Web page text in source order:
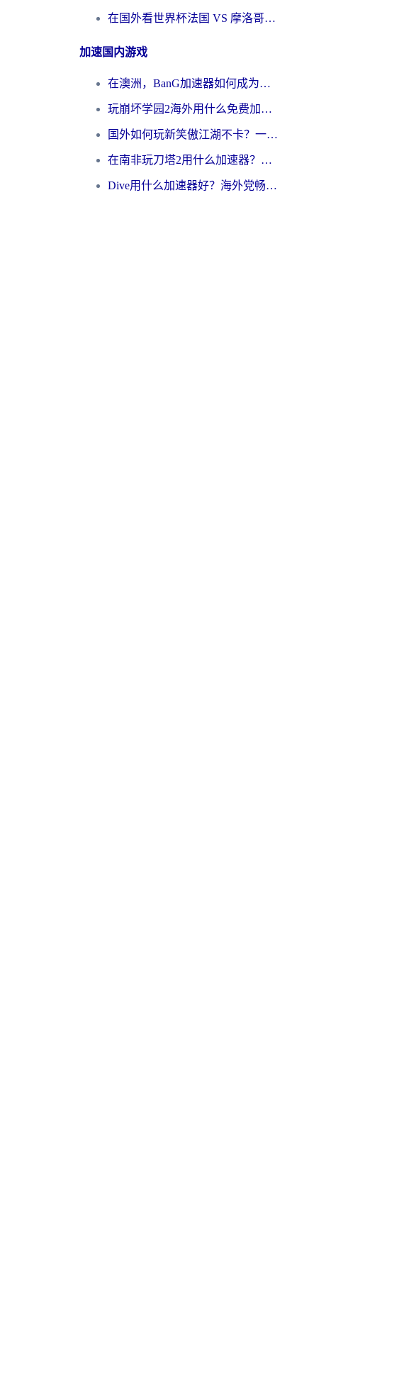
在国外看世界杯法国 VS 摩洛哥仅限中国大陆？海外党这样看中文解说赛事不卡顿
加速国内游戏
在澳洲，BanG加速器如何成为你国服游戏的“时光机”？
玩崩坏学园2海外用什么免费加速器好？2026海外党亲测国服游戏加速指南
国外如何玩新笑傲江湖不卡？一份给海外游子的终极网络指南
在南非玩刀塔2用什么加速器？一份给海外游子的终极生存指南
Dive用什么加速器好？海外党畅玩国服游戏的终极避坑指南